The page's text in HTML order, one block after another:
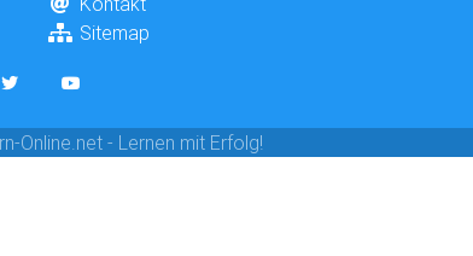
Sitemap
Online.net - Lernen mit Erfolg!